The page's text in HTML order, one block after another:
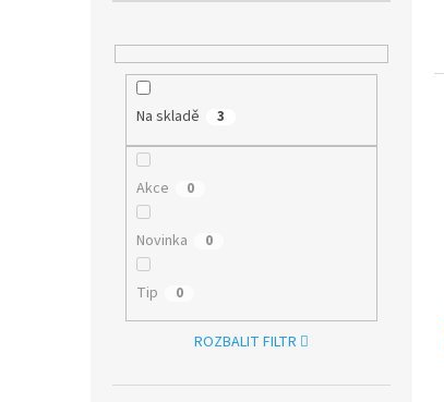
Na skladě 3
Akce 0
Novinka 0
Tip 0
ROZBALIT FILTR